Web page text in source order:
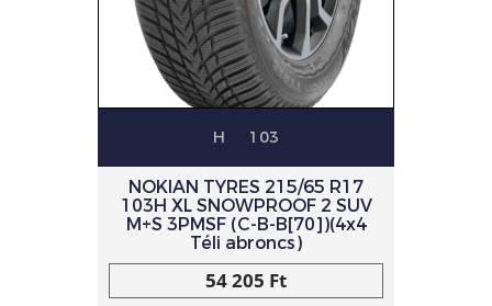
H 103
NOKIAN TYRES 215/65 R17
103H XL SNOWPROOF 2 SUV
M+S 3PMSF (C-B-B[70])(4x4
Téli abroncs)
54 205 Ft